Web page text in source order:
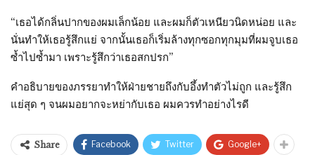
“เธอได้กลิ่นปากของผมเล็กน้อย และผมก็ตัวเหนียวนิดหน่อย และ
นั่นทำให้เธอรู้สึกแย่ จากนั้นเธอก็เริ่มล้างทุกซอกทุกมุมที่ผมจูบเธอ
ซ้ำไปซ้ำมา เพราะรู้สึกว่าเธอสกปรก”
คำอธิบายของภรรยาทำให้ฝ่ายชายถึงกับอึ้งทำตัวไม่ถูก และรู้สึก
แย่สุด ๆ จนผมอยากจะหย่ากับเธอ ผมควรทำอย่างไรดี
Share Facebook Twitter Google+